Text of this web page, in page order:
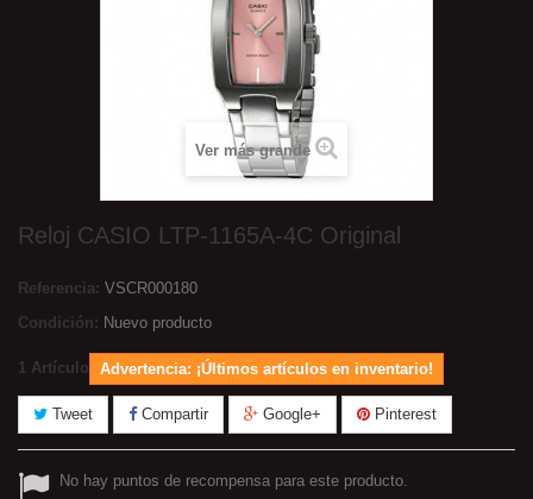
Ver más grande
Reloj CASIO LTP-1165A-4C Original
Referencia: VSCR000180
Condición: Nuevo producto
1 Artículo Advertencia: ¡Últimos artículos en inventario!
Tweet Compartir Google+ Pinterest
No hay puntos de recompensa para este producto.